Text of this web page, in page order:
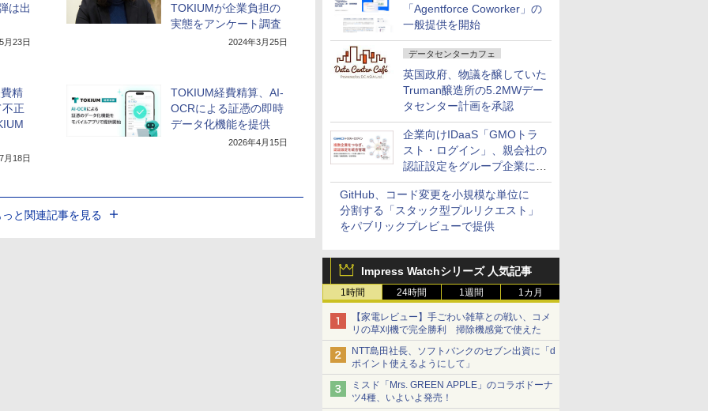
「Agentforce Coworker」の
一般提供を開始
データセンターカフェ
英国政府、物議を醸していた
Truman醸造所の5.2MWデー
タセンター計画を承認
企業向けIDaaS「GMOトラ
スト・ログイン」、親会社の
認証設定をグループ企業に展
開できる新機能を提供
GitHub、コード変更を小規模な単位に
分割する「スタック型プルリクエスト」
をパブリックプレビューで提供
Impress Watchシリーズ 人気記事
1時間 24時間 1週間 1カ月
【家電レビュー】手ごわい雑草との戦い、コメ
リの草刈機で完全勝利 掃除機感覚で使えた
NTT島田社長、ソフトバンクのセブン出資に「d
ポイント使えるようにして」
ミスド「Mrs. GREEN APPLE」のコラボドーナ
ツ4種、いよいよ発売！
は出
月23日
TOKIUMが企業負担の
実態をアンケート調査
2024年3月25日
精
正
月18日
TOKIUM経費精算、AI-
OCRによる証憑の即時
データ化機能を提供
2026年4月15日
っと関連記事を見る